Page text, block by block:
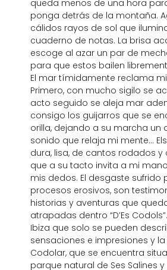
queda menos de una hora
ponga detrás de la montaña.
cálidos rayos de sol que
cuaderno de notas. La brisa
escoge al azar un par de
para que estos bailen
El mar tímidamente reclama
Primero, con mucho sigilo se
acto seguido se aleja mar
consigo los guijarros que se
orilla, dejando a su marcha un
sonido que relaja mi mente...
dura, lisa, de cantos rodados y
que a su tacto invita a mi
mis dedos. El desgaste sufrido
procesos erosivos, son
historias y aventuras que
atrapadas dentro “D’Es
Ibiza que solo se pueden
sensaciones e impresiones y la
Codolar, que se encuentra
parque natural de Ses Salines